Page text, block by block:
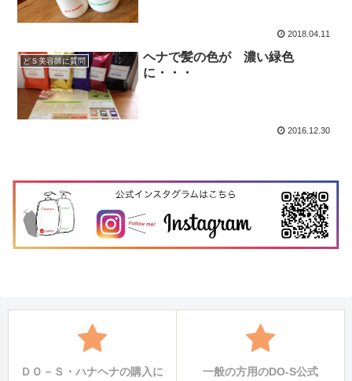
2018.04.11
どＳ美容師に質問
ヘナで髪の色が 濃い緑色
に・・・
2016.12.30
ＤＯ－Ｓ・ハナヘナの購入に
一般の方用のDO-S公式